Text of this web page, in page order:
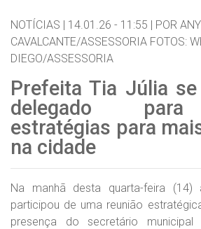
NOTÍCIAS | 14.01.26 - 11:55 | POR
CAVALCANTE/ASSESSORIA FOTOS:
DIEGO/ASSESSORIA
Prefeita Tia Júlia
delegado
estratégias para
na cidade
Na manhã desta quarta-feira
participou de uma reunião
presença do secretário